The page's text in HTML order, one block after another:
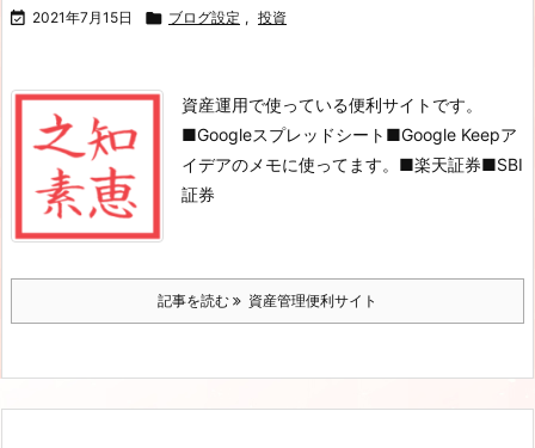
 2021年7月15日  ブログ設定 , 投資
資産運用で使っている便利サイトです。
■Googleスプレッドシート ■Google Keepア
イデアのメモに使ってます。 ■楽天証券■SBI
証券
記事を読む 資産管理便利サイト